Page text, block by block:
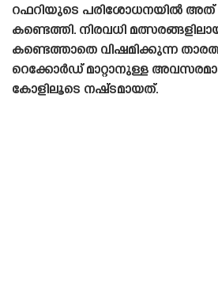
റഫറിയുടെ പരിശോധനയിൽ
കണ്ടെത്തി. നിരവധി
കണ്ടെത്താതെ വിഷമിക്കുന്ന
റെക്കോർഡ് മാറ്റാനുള്ള
കോളിലൂടെ നഷ്‌ടമായത്.